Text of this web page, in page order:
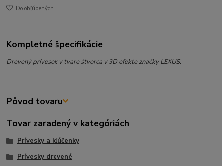
Do obľúbených
Kompletné špecifikácie
Drevený prívesok v tvare štvorca v 3D efekte značky LEXUS.
Pôvod tovaru
Tovar zaradený v kategóriách
Prívesky a kľúčenky
Prívesky drevené